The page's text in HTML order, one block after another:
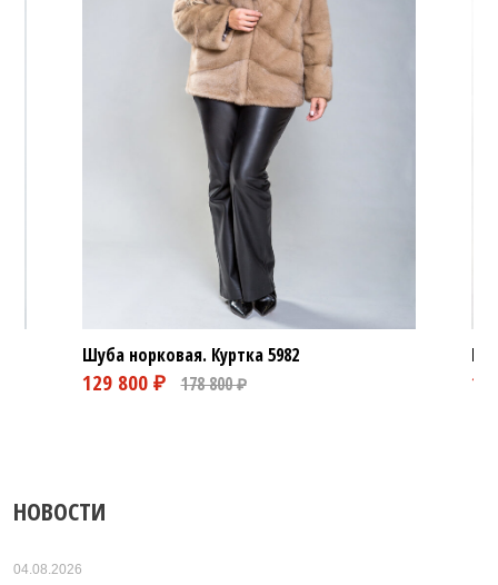
Шуба норковая. Куртка5982
НОВОСТИ
04.08.2026